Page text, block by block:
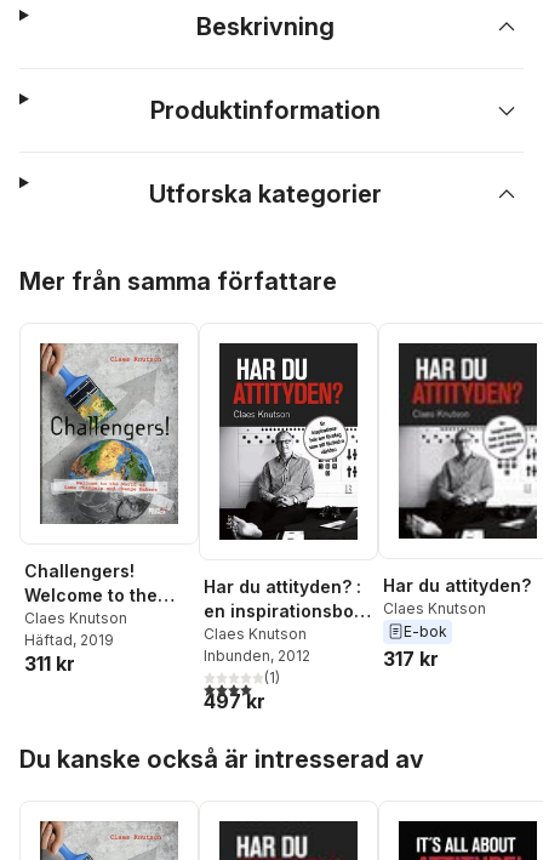
Beskrivning
Produktinformation
Utforska kategorier
Mer från samma författare
Challengers!
Welcome to the
World of Game
Changers and
Change Makers
Claes Knutson
Häftad, 2019
311 kr
Har du attityden? :
en inspirationsbok
om företag som vill
förändra världen
Claes Knutson
Inbunden, 2012
4,0utav 5 stjärnor. Totalt antal röster:
(1)
497 kr
Har du attityden?
Claes Knutson
E-bok
317 kr
Du kanske också är intresserad av